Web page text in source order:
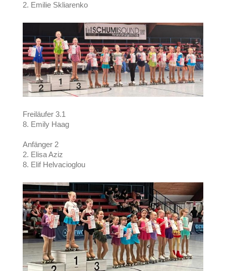
2. Emilie Skliarenko
Freiläufer 3.1
8. Emily Haag
Anfänger 2
2. Elisa Aziz
8. Elif Helvacioglou